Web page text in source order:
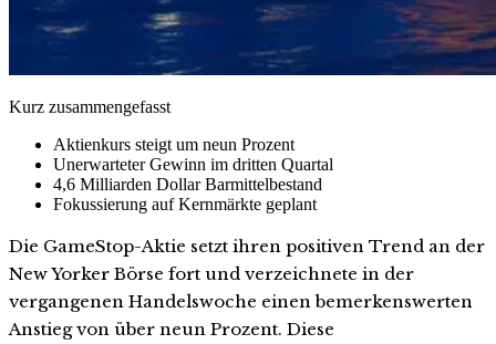
Kurz zusammengefasst
Aktienkurs steigt um neun Prozent
Unerwarteter Gewinn im dritten Quartal
4,6 Milliarden Dollar Barmittelbestand
Fokussierung auf Kernmärkte geplant
Die GameStop-Aktie setzt ihren positiven Trend an der
New Yorker Börse fort und verzeichnete in der
vergangenen Handelswoche einen bemerkenswerten
Anstieg von über neun Prozent. Diese